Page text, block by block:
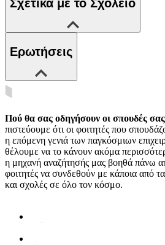
Σχετικά με το Σχολείο
Ερωτήσεις
Πού θα σας οδηγήσουν οι σπουδές
πιστεύουμε ότι οι φοιτητές που
η επόμενη γενιά των παγκόσμιων
θέλουμε να το κάνουν ακόμα
η μηχανή αναζήτησής μας βοηθά πάνω
φοιτητές να συνδεθούν με κάποια από
και σχολές σε όλο τον κόσμο.